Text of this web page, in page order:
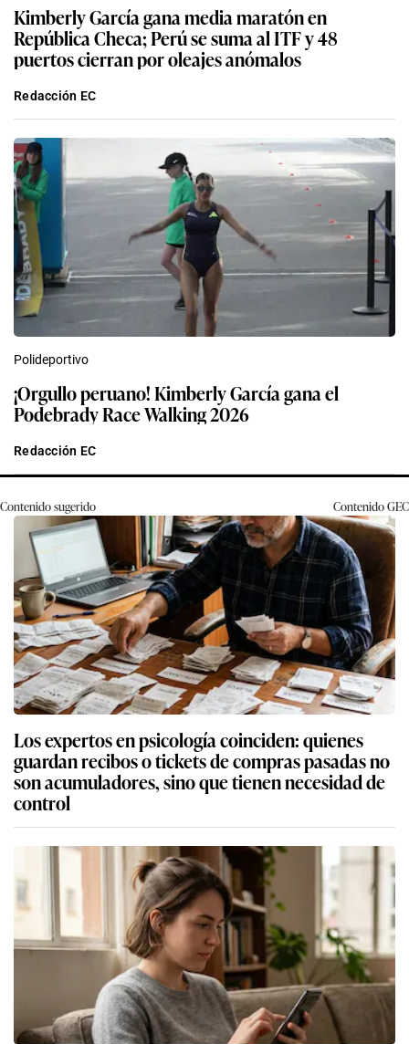
Kimberly García gana media maratón en
República Checa; Perú se suma al ITF y 48
puertos cierran por oleajes anómalos
Redacción EC
Polideportivo
¡Orgullo peruano! Kimberly García gana el
Podebrady Race Walking 2026
Redacción EC
Contenido sugerido ContenidoGEC
Los expertos en psicología coinciden: quienes
guardan recibos o tickets de compras pasadas no
son acumuladores, sino que tienen necesidad de
control